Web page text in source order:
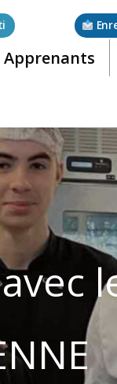
Apprenants